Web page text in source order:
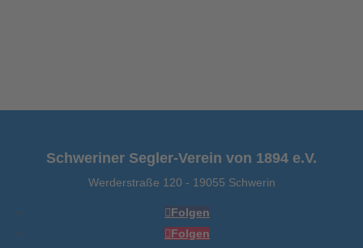
Schweriner Segler-Verein von 1894 e.V.
Werderstraße 120 - 19055 Schwerin
Folgen
Folgen